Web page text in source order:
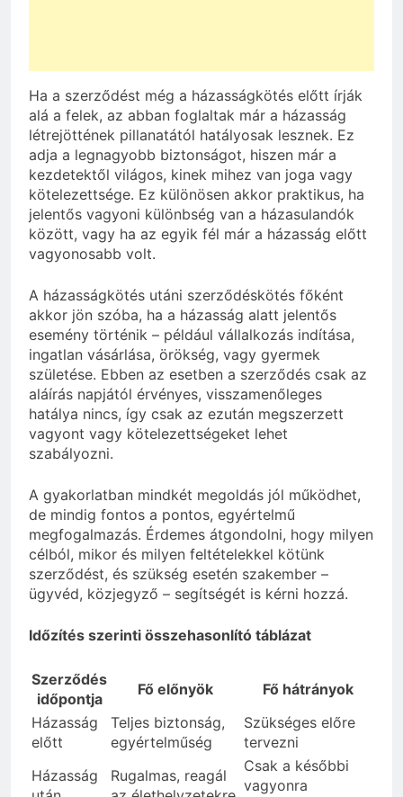
Ha a szerződést még a házasságkötés előtt írják
alá a felek, az abban foglaltak már a házasság
létrejöttének pillanatától hatályosak lesznek. Ez
adja a legnagyobb biztonságot, hiszen már a
kezdetektől világos, kinek mihez van joga vagy
kötelezettsége. Ez különösen akkor praktikus, ha
jelentős vagyoni különbség van a házasulandók
között, vagy ha az egyik fél már a házasság előtt
vagyonosabb volt.
A házasságkötés utáni szerződéskötés főként
akkor jön szóba, ha a házasság alatt jelentős
esemény történik – például vállalkozás indítása,
ingatlan vásárlása, örökség, vagy gyermek
születése. Ebben az esetben a szerződés csak az
aláírás napjától érvényes, visszamenőleges
hatálya nincs, így csak az ezután megszerzett
vagyont vagy kötelezettségeket lehet
szabályozni.
A gyakorlatban mindkét megoldás jól működhet,
de mindig fontos a pontos, egyértelmű
megfogalmazás. Érdemes átgondolni, hogy milyen
célból, mikor és milyen feltételekkel kötünk
szerződést, és szükség esetén szakember –
ügyvéd, közjegyző – segítségét is kérni hozzá.
Időzítés szerinti összehasonlító táblázat
Szerződés
időpontja
Fő előnyök
Fő hátrányok
Házasság
előtt
Teljes biztonság,
egyértelműség
Szükséges előre
tervezni
Házasság
Rugalmas, reagál
Csak a későbbi
vagyonra